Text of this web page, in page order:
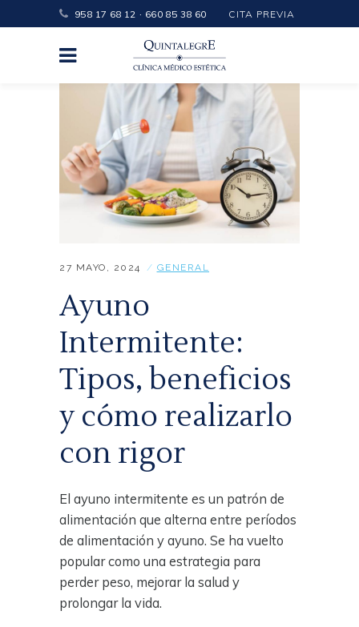
958 17 68 12 · 660 85 38 60 CITA PREVIA
27 MAYO, 2024 GENERAL
Ayuno
Intermitente:
Tipos, beneficios
y cómo realizarlo
con rigor
El ayuno intermitente es un patrón de
alimentación que alterna entre períodos
de alimentación y ayuno. Se ha vuelto
popular como una estrategia para
perder peso, mejorar la salud y
prolongar la vida.